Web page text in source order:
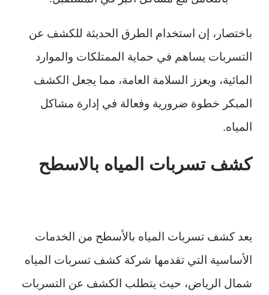
باختصار، إن استخدام الطرق الحديثة للكشف عن
التسربات يساهم في حماية الممتلكات والموارد
المائية، ويعزز السلامة العامة، مما يجعل الكشف
المبكر خطوة ضرورية وفعالة في إدارة مشاكل
المياه.
كشف تسربات المياه بالاسطح
يعد كشف تسربات المياه بالأسطح من الخدمات
الأساسية التي تقدمها شركة كشف تسربات المياه
شمال الرياض، حيث يتطلب الكشف عن التسربات